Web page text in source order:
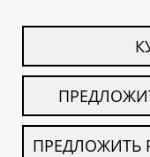
ПРЕДЛОЖИТЬ